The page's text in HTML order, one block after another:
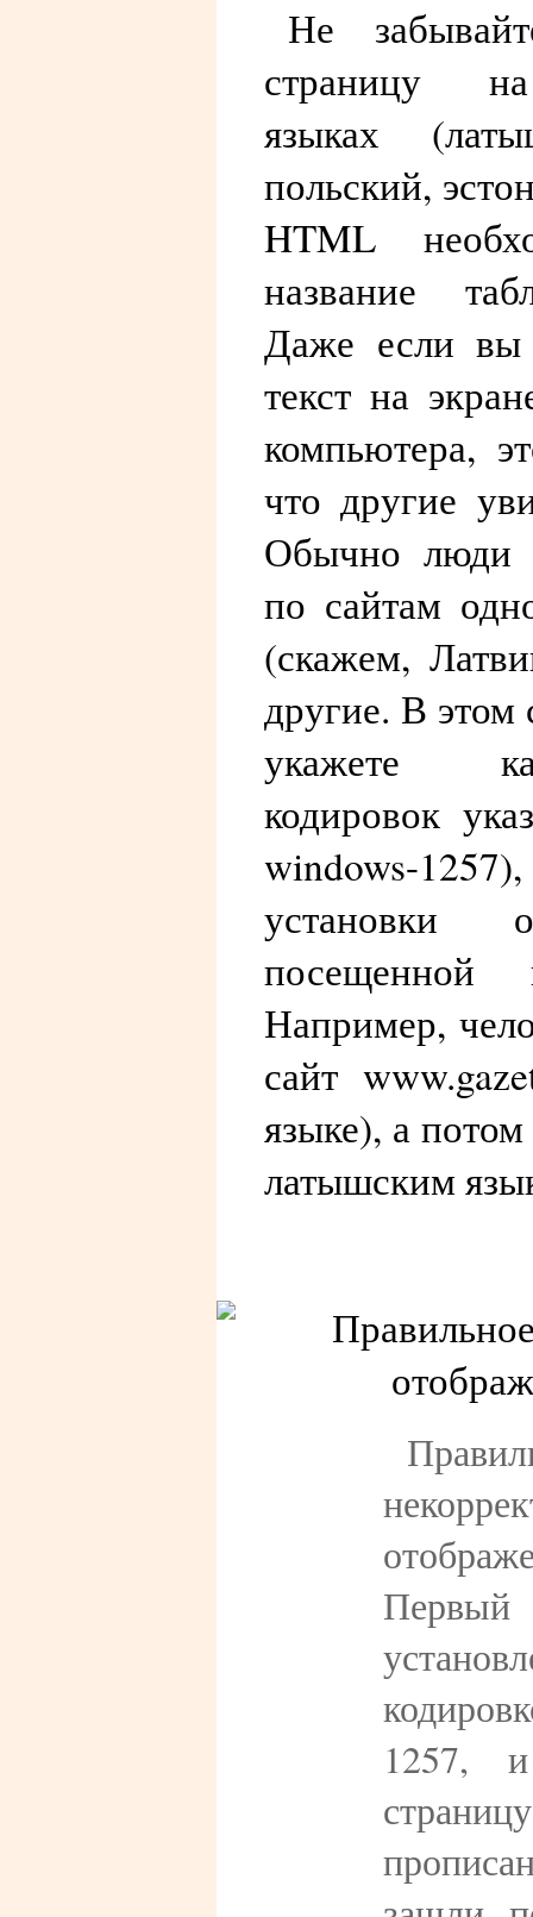
Не
страницу
языках
польский,
HTML
название
Даже если вы
текст на
компьютера,
что другие
Обычно люди
по сайтам
(скажем,
другие. В этом
укажете
кодировок
windows-
установки
посещенной
Например,
сайт
языке), а
латышским
1257,